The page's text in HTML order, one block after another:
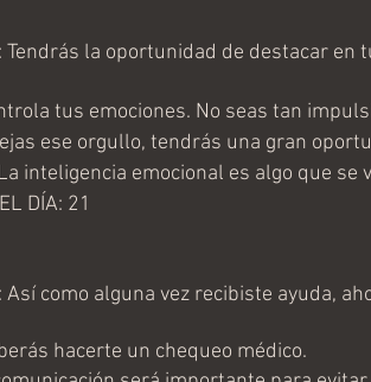
Tendrás la oportunidad de destacar
tus emociones. No seas tan
ese orgullo, tendrás una gran
La inteligencia emocional es algo que
DÍA: 21
Así como alguna vez recibiste ayuda,
hacerte un chequeo médico.